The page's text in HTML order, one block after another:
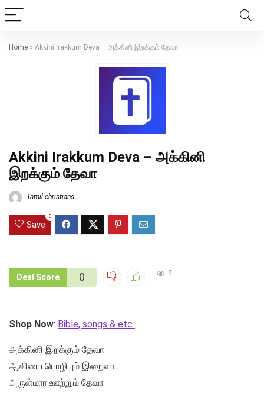
Home » Akkini Irakkum Deva – அக்கினி இறக்கும் தேவா
Akkini Irakkum Deva – அக்கினி
இறக்கும் தேவா
Tamil christians
Save
0
Deal Score 0 5
Shop Now: Bible, songs & etc
அக்கினி இறக்கும் தேவா
ஆவியை பொழியும் இறைவா
அருள்மார ஊற்றும் தேவா